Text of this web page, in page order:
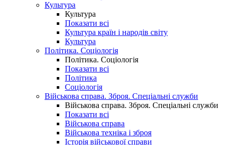
Культура
Культура
Показати всі
Культура країн і народів світу
Культура
Політика. Соціологія
Політика. Соціологія
Показати всі
Політика
Соціологія
Військова справа. Зброя. Спеціальні служби
Військова справа. Зброя. Спеціальні служби
Показати всі
Військова справа
Військова техніка і зброя
Історія військової справи